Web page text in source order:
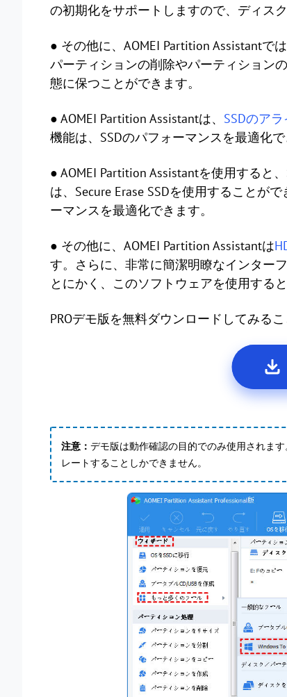
の初期化をサポートしますので、ディス
● その他に、AOMEI Partition Assistantでは
パーティションの削除やパーティション
態に保つことができます。
● AOMEI Partition Assistantは、 SSDのア
機能は、SSDのパフォーマンスを最適化で
● AOMEI Partition Assistantを使用すると
は、Secure Erase SSDを使用することが
ーマンスを最適化できます。
● その他に、AOMEI Partition Assistantは
す。さらに、非常に簡潔明瞭なインター
とにかく、このソフトウェアを使用する
PROデモ版を無料ダウンロードしてみるこ
注意： デモ版は動作確認の目的でのみ使用されま
レートすることしかできません。